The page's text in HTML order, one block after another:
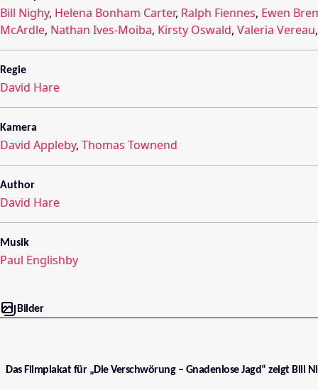
Bill Nighy, Helena Bonham Carter, Ralph Fiennes, Ewen
McArdle, Nathan Ives-Moiba, Kirsty Oswald, Valeria Vereau
Regie
David Hare
Kamera
David Appleby, Thomas Townend
Author
David Hare
Musik
Paul Englishby
Bilder
Das Filmplakat für „Die Verschwörung – Gnadenlose Jagd“ zeigt Bill